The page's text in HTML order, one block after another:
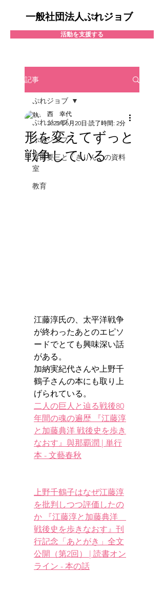
活動を支援する
一般社団法人ぷれジョブ
記事
ぷれジョブ
ぷれジョブ
浮田要三と「きりん」の資料
室
教育
ぷれジョブ
形を変えてずっと
戦争している
西 幸代
2025年6月20日 読了時間: 2分
江藤淳氏の、太平洋戦争
が終わったあとのエピソ
ードでとても興味深い話
がある。
加納実紀代さんや上野千
鶴子さんの本にも取り上
げられている。
二人の巨人と辿る戦後80
年間の魂の遍歴 『江藤淳
と加藤典洋 戦後史を歩き
なおす』與那覇潤 | 単行
本 - 文藝春秋
上野千鶴子はなぜ江藤淳
を批判しつつ評価したの
か 『江藤淳と加藤典洋
戦後史を歩きなおす』刊
行記念「あとがき」全文
公開（第2回） | 読書オン
ライン - 本の話